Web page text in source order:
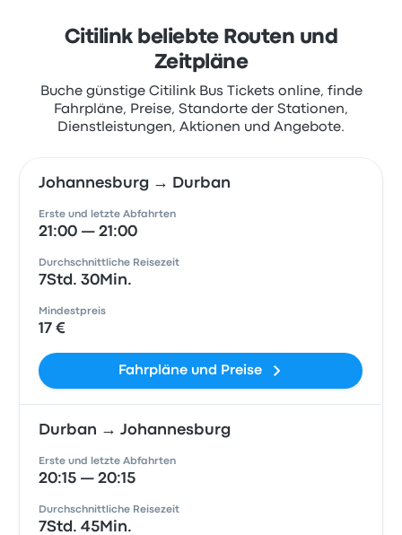
Citilink beliebte Routen und
Zeitpläne
Buche günstige Citilink Bus Tickets online, finde
Fahrpläne, Preise, Standorte der Stationen,
Dienstleistungen, Aktionen und Angebote.
Johannesburg → Durban
Erste und letzte Abfahrten
21:00 — 21:00
Durchschnittliche Reisezeit
7Std. 30Min.
Mindestpreis
17 €
Fahrpläne und Preise
Durban → Johannesburg
Erste und letzte Abfahrten
20:15 — 20:15
Durchschnittliche Reisezeit
7Std. 45Min.